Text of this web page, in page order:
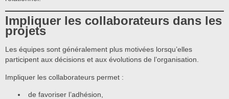
Impliquer les collaborateurs dans les
projets
Les équipes sont généralement plus motivées lorsqu’elles
participent aux décisions et aux évolutions de l’organisation.
Impliquer les collaborateurs permet :
de favoriser l’adhésion,